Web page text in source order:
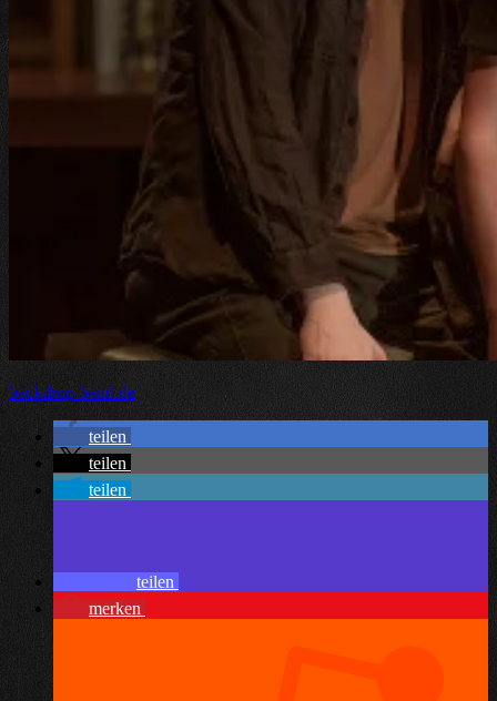
backdrop-band.de
teilen
teilen
teilen
teilen
merken